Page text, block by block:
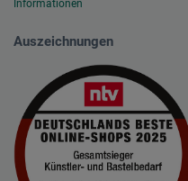
Informationen
Auszeichnungen